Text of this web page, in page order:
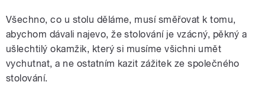
Všechno, co u stolu děláme, musí směřovat k tomu,
abychom dávali najevo, že stolování je vzácný, pěkný a
ušlechtilý okamžik, který si musíme všichni umět
vychutnat, a ne ostatním kazit zážitek ze společného
stolování.